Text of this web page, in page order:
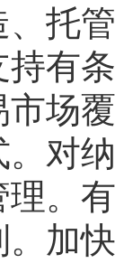
、托
持有
市场
。对
理。
。加